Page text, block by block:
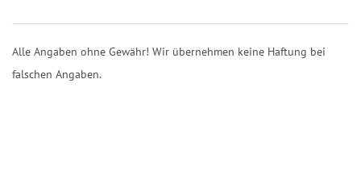
Alle Angaben ohne Gewähr! Wir übernehmen keine Haftung bei
falschen Angaben.